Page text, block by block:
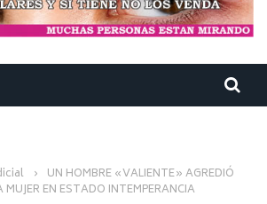
› UN HOMBRE «VALIENTE» AGREDIÓ
EN ESTADO INTEMPERANCIA